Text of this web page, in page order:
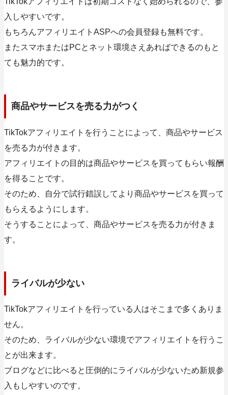
入しやすいです。
もちろんアフィリエイトASPへの会員登録も無料です。
またスマホまたはPCとネット環境さえあればできるのもと
ても魅力的です。
商品やサービスを売る力がつく
TikTokアフィリエイトを行うことによって、商品やサービス
を売る力が付きます。
アフィリエイトの目的は商品やサービスを買ってもらい報酬
を得ることです。
そのため、自分で試行錯誤してより商品やサービスを買って
もらえるようにします。
そうすることによって、商品やサービスを売る力が付きま
す。
ライバルが少ない
TikTokアフィリエイトを行っている人はそこまで多くありま
せん。
そのため、ライバルが少ない環境でアフィリエイトを行うこ
とが出来ます。
ブログなどに比べると圧倒的にライバルが少ないため新規参
入もしやすいのです。